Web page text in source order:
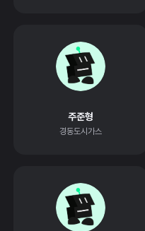
주준형
경동도시가스